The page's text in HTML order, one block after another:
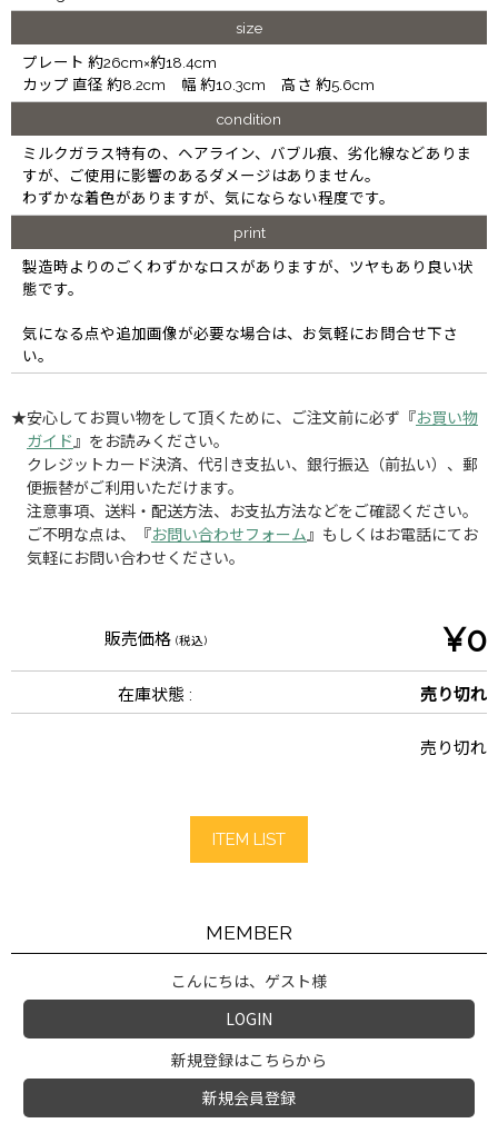
size
プレート 約26cm×約18.4cm
カップ 直径 約8.2cm 幅 約10.3cm 高さ 約5.6cm
condition
ミルクガラス特有の、ヘアライン、バブル痕、劣化線などありま
すが、ご使用に影響のあるダメージはありません。
わずかな着色がありますが、気にならない程度です。
print
製造時よりのごくわずかなロスがありますが、ツヤもあり良い状
態です。
気になる点や追加画像が必要な場合は、お気軽にお問合せ下さ
い。
★安心してお買い物をして頂くために、ご注文前に必ず『お買い物
ガイド 』をお読みください。
クレジットカード決済、代引き支払い、銀行振込（前払い）、郵
便振替がご利用いただけます。
注意事項、送料・配送方法、お支払方法などをご確認ください。
ご不明な点は、『お問い合わせフォーム 』もしくはお電話にてお
気軽にお問い合わせください。
販売価格 (税込) ¥0
在庫状態 : 売り切れ
売り切れ
ITEM LIST
MEMBER
こんにちは、ゲスト様
LOGIN
新規登録はこちらから
新規会員登録